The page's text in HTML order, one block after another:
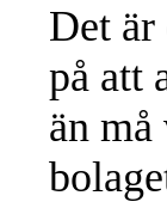
Det är
på att
än